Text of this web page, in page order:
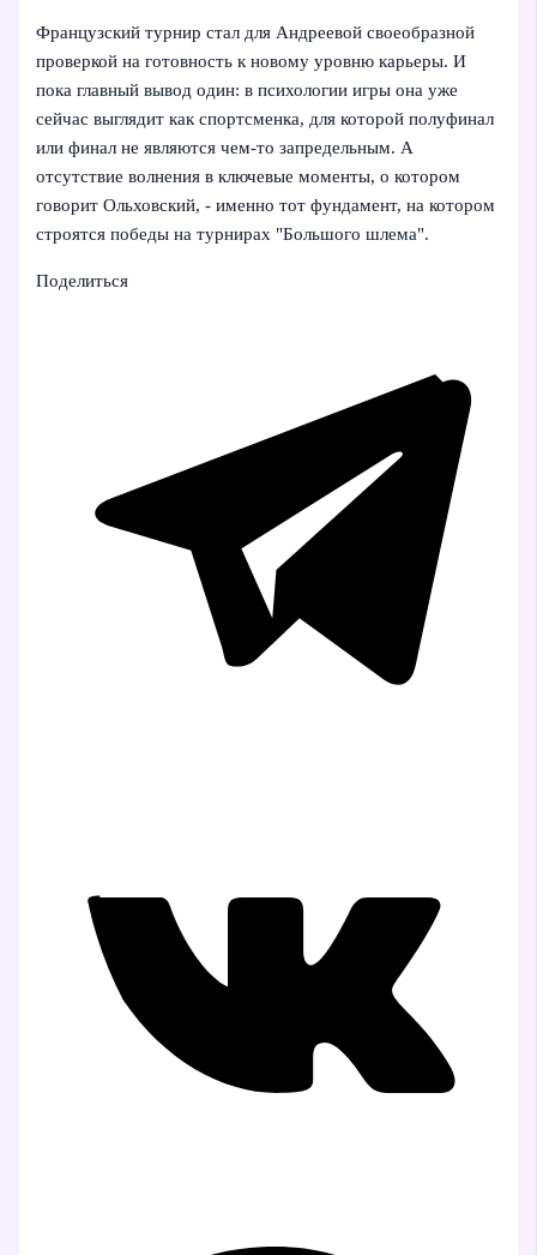
Французский турнир стал для Андреевой своеобразной
проверкой на готовность к новому уровню карьеры. И
пока главный вывод один: в психологии игры она уже
сейчас выглядит как спортсменка, для которой полуфинал
или финал не являются чем‑то запредельным. А
отсутствие волнения в ключевые моменты, о котором
говорит Ольховский, - именно тот фундамент, на котором
строятся победы на турнирах "Большого шлема".
Поделиться